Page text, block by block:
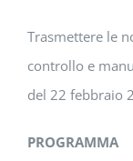
Trasmettere le
controllo e
del 22 febbraio
PROGRAMMA